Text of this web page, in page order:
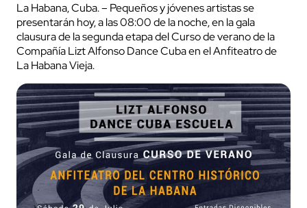
La Habana, Cuba. – Pequeños y jóvenes artistas se
presentarán hoy, a las 08:00 de la noche, en la gala
clausura de la segunda etapa del Curso de verano de la
Compañía Lizt Alfonso Dance Cuba en el Anfiteatro de
La Habana Vieja.